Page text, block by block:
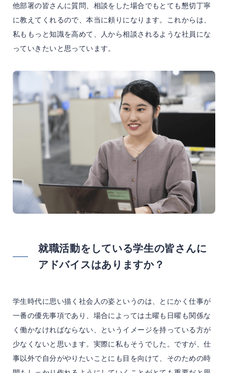
他部署の皆さんに質問、相談をした場合でもとても懇切丁寧
に教えてくれるので、本当に頼りになります。これからは、
私ももっと知識を高めて、人から相談されるような社員にな
っていきたいと思っています。
就職活動をしている学生の皆さんに
アドバイスはありますか？
学生時代に思い描く社会人の姿というのは、とにかく仕事が
一番の優先事項であり、場合によっては土曜も日曜も関係な
く働かなければならない、というイメージを持っている方が
少なくないと思います。実際に私もそうでした。ですが、仕
事以外で自分がやりたいことにも目を向けて、そのための時